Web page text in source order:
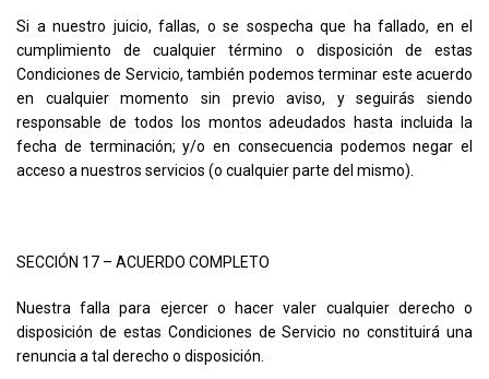
Si a nuestro juicio, fallas, o se sospecha que ha fallado, en el
cumplimiento de cualquier término o disposición de estas
Condiciones de Servicio, también podemos terminar este acuerdo
en cualquier momento sin previo aviso, y seguirás siendo
responsable de todos los montos adeudados hasta incluida la
fecha de terminación; y/o en consecuencia podemos negar el
acceso a nuestros servicios (o cualquier parte del mismo).
SECCIÓN 17 – ACUERDO COMPLETO
Nuestra falla para ejercer o hacer valer cualquier derecho o
disposición de estas Condiciones de Servicio no constituirá una
renuncia a tal derecho o disposición.